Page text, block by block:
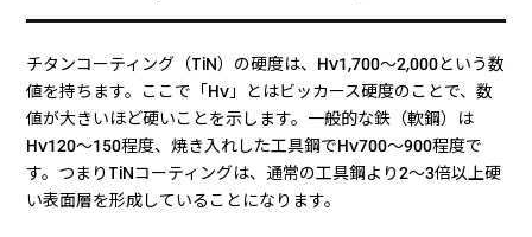
チタンコーティング（TiN）の硬度は、Hv1,700〜2,000という数
値を持ちます。ここで「Hv」とはビッカース硬度のことで、数
値が大きいほど硬いことを示します。一般的な鉄（軟鋼）は
Hv120〜150程度、焼き入れした工具鋼でHv700〜900程度で
す。つまりTiNコーティングは、通常の工具鋼より2〜3倍以上硬
い表面層を形成していることになります。